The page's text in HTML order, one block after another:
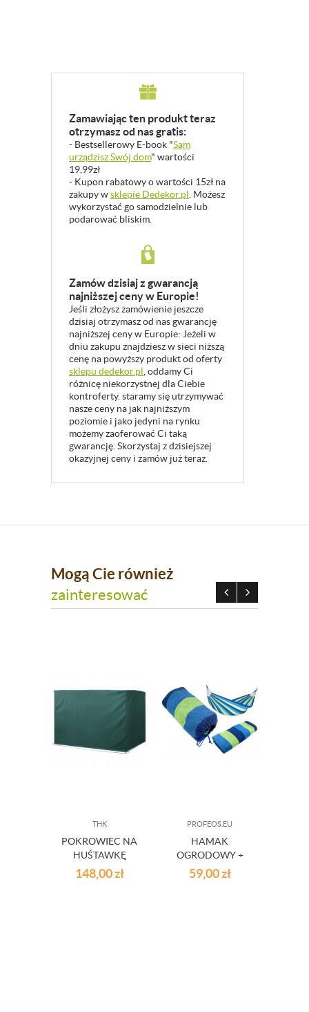
Zamawiając ten produkt teraz
otrzymasz od nas gratis:
- Bestsellerowy E-book "Sam
urządzisz Swój dom" wartości
19,99zł
- Kupon rabatowy o wartości 15zł na
zakupy wsklepie Dedekor.pl. Możesz
wykorzystać go samodzielnie lub
podarować bliskim.
Zamów dzisiaj z gwarancją
najniższej ceny w Europie!
Jeśli złożysz zamówienie jeszcze
dzisiaj otrzymasz od nas gwarancję
najniższej ceny w Europie: Jeżeli w
dniu zakupu znajdziesz w sieci niższą
cenę na powyższy produkt od oferty
sklepu dedekor.pl, oddamy Ci
różnicę niekorzystnej dla Ciebie
kontroferty. staramy się utrzymywać
nasze ceny na jak najniższym
poziomie i jako jedyni na rynku
możemy zaoferować Ci taką
gwarancję. Skorzystaj z dzisiejszej
okazyjnej ceny i zamów już teraz.
Mogą Cie również
zainteresować
THK
POKROWIEC NA
HUŚTAWKĘ
OGRODOWĄ
148,00zł
PROFEOS.EU
HAMAK
OGRODOWY +
POKROWIEC
59,00zł